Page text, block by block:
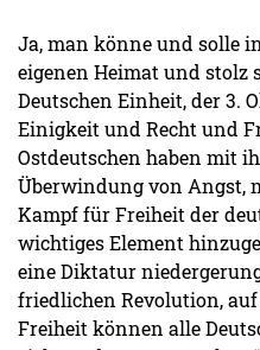
Ja, man könne und solle
eigenen Heimat und stolz
Deutschen Einheit, der 3.
Einigkeit und Recht und
Ostdeutschen haben mit
Überwindung von Angst,
Kampf für Freiheit der
wichtiges Element
eine Diktatur
friedlichen Revolution,
Freiheit können alle